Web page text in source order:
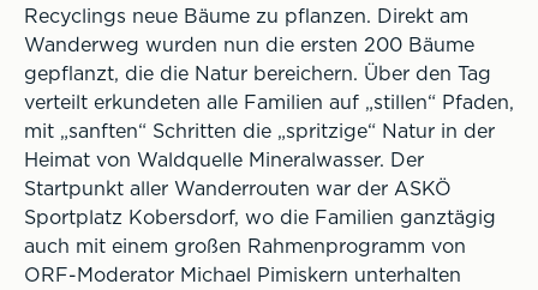
Recyclings neue Bäume zu pflanzen. Direkt am
Wanderweg wurden nun die ersten 200 Bäume
gepflanzt, die die Natur bereichern. Über den Tag
verteilt erkundeten alle Familien auf „stillen“ Pfaden,
mit „sanften“ Schritten die „spritzige“ Natur in der
Heimat von Waldquelle Mineralwasser. Der
Startpunkt aller Wanderrouten war der ASKÖ
Sportplatz Kobersdorf, wo die Familien ganztägig
auch mit einem großen Rahmenprogramm von
ORF-Moderator Michael Pimiskern unterhalten